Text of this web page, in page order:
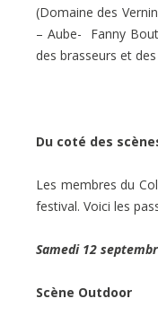
(Domaine des
– Aube- Fanny
des brasseurs et
Du coté des
Les membres du
festival. Voici les
Samedi 12
Scène Outdoor